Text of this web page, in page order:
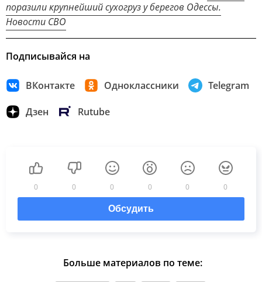
поразили крупнейший сухогруз у берегов Одессы.
Новости СВО
Подписывайся на
ВКонтакте Одноклассники Telegram
Дзен Rutube
0 0 0 0 0 0
Обсудить
Больше материалов по теме: